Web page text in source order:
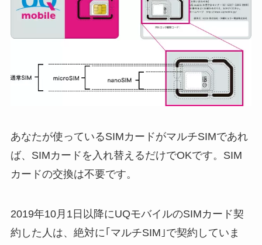
あなたが使っているSIMカードがマルチSIMであれ
ば、SIMカードを入れ替えるだけでOKです。SIM
カードの交換は不要です。
2019年10月1日以降にUQモバイルのSIMカード契
約した人は、絶対に｢マルチSIM｣で契約していま